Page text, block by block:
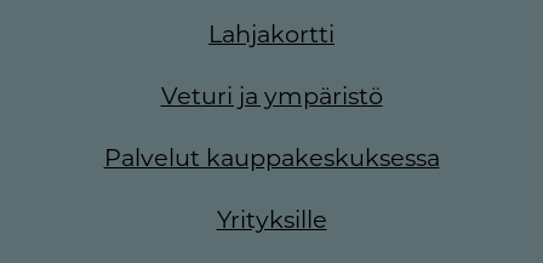
Lahjakortti
Veturi ja ympäristö
Palvelut kauppakeskuksessa
Yrityksille